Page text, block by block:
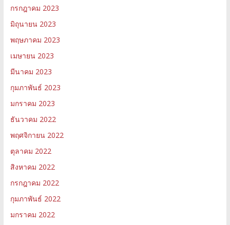
กรกฎาคม 2023
มิถุนายน 2023
พฤษภาคม 2023
เมษายน 2023
มีนาคม 2023
กุมภาพันธ์ 2023
มกราคม 2023
ธันวาคม 2022
พฤศจิกายน 2022
ตุลาคม 2022
สิงหาคม 2022
กรกฎาคม 2022
กุมภาพันธ์ 2022
มกราคม 2022